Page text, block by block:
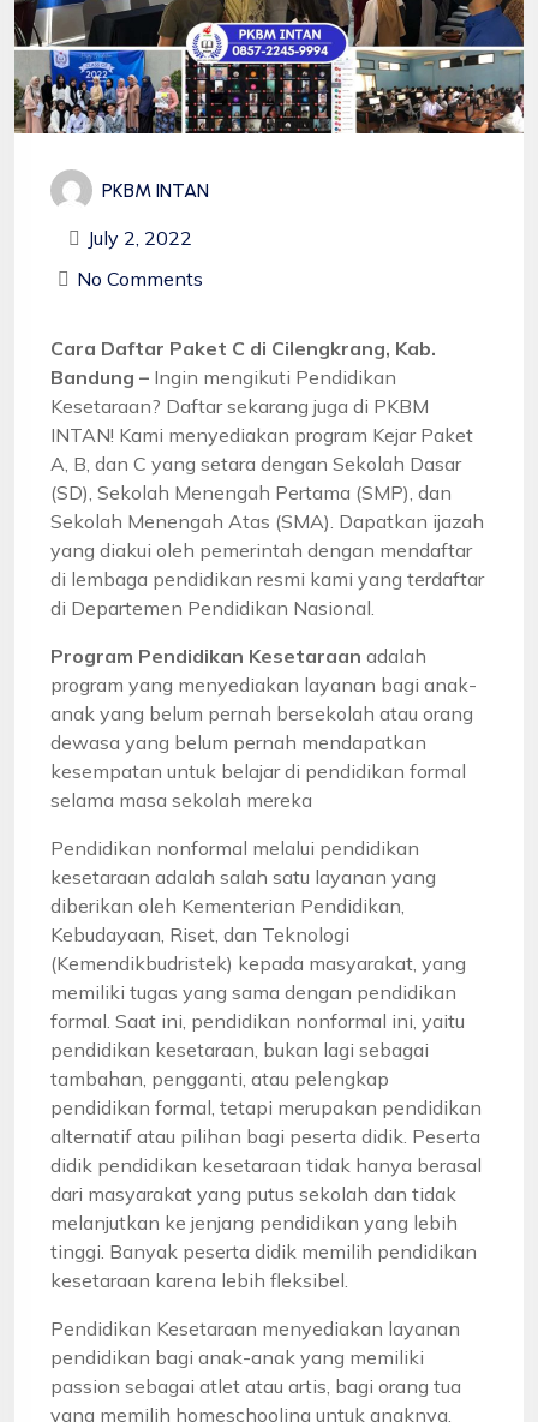
PKBM INTAN
July 2, 2022
No Comments
Cara Daftar Paket C di Cilengkrang, Kab.
Bandung – Ingin mengikuti Pendidikan
Kesetaraan? Daftar sekarang juga di PKBM
INTAN! Kami menyediakan program Kejar Paket
A, B, dan C yang setara dengan Sekolah Dasar
(SD), Sekolah Menengah Pertama (SMP), dan
Sekolah Menengah Atas (SMA). Dapatkan ijazah
yang diakui oleh pemerintah dengan mendaftar
di lembaga pendidikan resmi kami yang terdaftar
di Departemen Pendidikan Nasional.
Program Pendidikan Kesetaraan adalah
program yang menyediakan layanan bagi anak-
anak yang belum pernah bersekolah atau orang
dewasa yang belum pernah mendapatkan
kesempatan untuk belajar di pendidikan formal
selama masa sekolah mereka
Pendidikan nonformal melalui pendidikan
kesetaraan adalah salah satu layanan yang
diberikan oleh Kementerian Pendidikan,
Kebudayaan, Riset, dan Teknologi
(Kemendikbudristek) kepada masyarakat, yang
memiliki tugas yang sama dengan pendidikan
formal. Saat ini, pendidikan nonformal ini, yaitu
pendidikan kesetaraan, bukan lagi sebagai
tambahan, pengganti, atau pelengkap
pendidikan formal, tetapi merupakan pendidikan
alternatif atau pilihan bagi peserta didik. Peserta
didik pendidikan kesetaraan tidak hanya berasal
dari masyarakat yang putus sekolah dan tidak
melanjutkan ke jenjang pendidikan yang lebih
tinggi. Banyak peserta didik memilih pendidikan
kesetaraan karena lebih fleksibel.
Pendidikan Kesetaraan menyediakan layanan
pendidikan bagi anak-anak yang memiliki
passion sebagai atlet atau artis, bagi orang tua
yang memilih homeschooling untuk anaknya,